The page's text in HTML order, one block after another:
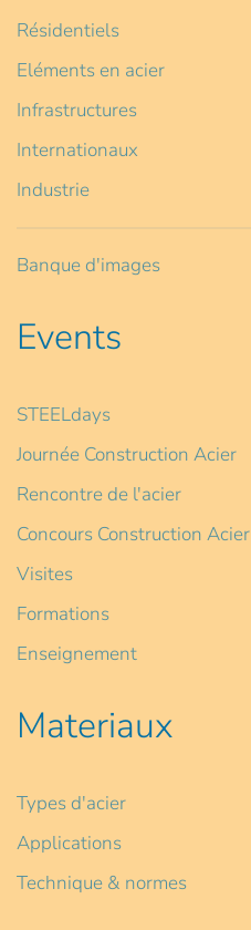
Résidentiels
Eléments en acier
Infrastructures
Internationaux
Industrie
Banque d'images
Events
STEELdays
Journée Construction Acier
Rencontre de l'acier
Concours Construction Acier
Visites
Formations
Enseignement
Materiaux
Types d'acier
Applications
Technique & normes